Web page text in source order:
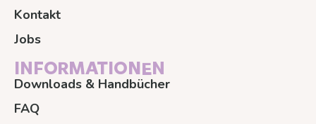
Kontakt
Jobs
INFORMATIONEN
Downloads & Handbücher
FAQ